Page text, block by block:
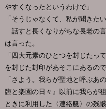
やすくなったというわけで」
「そうじゃなくて、私が聞きた
話すと長くなりがちな長老の
は言った。
「四大元素のひとつを封じた
を封じた封印があそこにあるので
「さよう。我らが聖地と呼ぶあ
臨と楽園の日々』以前に我らが
ときに利用した〈連絡艇〉の残